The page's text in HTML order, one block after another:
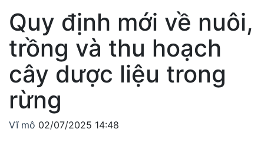
Quy định mới về nuôi,
trồng và thu hoạch
cây dược liệu trong
rừng
Vĩ mô 02/07/2025 14:48